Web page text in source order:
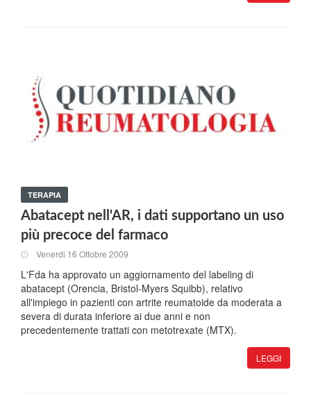
TERAPIA
Abatacept nell'AR, i dati supportano un uso
più precoce del farmaco
Venerdi 16 Ottobre 2009
L'Fda ha approvato un aggiornamento del labeling di
abatacept (Orencia, Bristol-Myers Squibb), relativo
all'impiego in pazienti con artrite reumatoide da moderata a
severa di durata inferiore ai due anni e non
precedentemente trattati con metotrexate (MTX).
LEGGI